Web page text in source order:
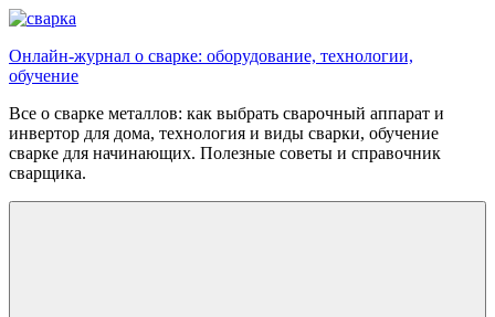
Перейти
содержимому
Онлайн-журнал о сварке: оборудование, технологии,
обучение
Все о сварке металлов: как выбрать сварочный аппарат и
инвертор для дома, технология и виды сварки, обучение
сварке для начинающих. Полезные советы и справочник
сварщика.